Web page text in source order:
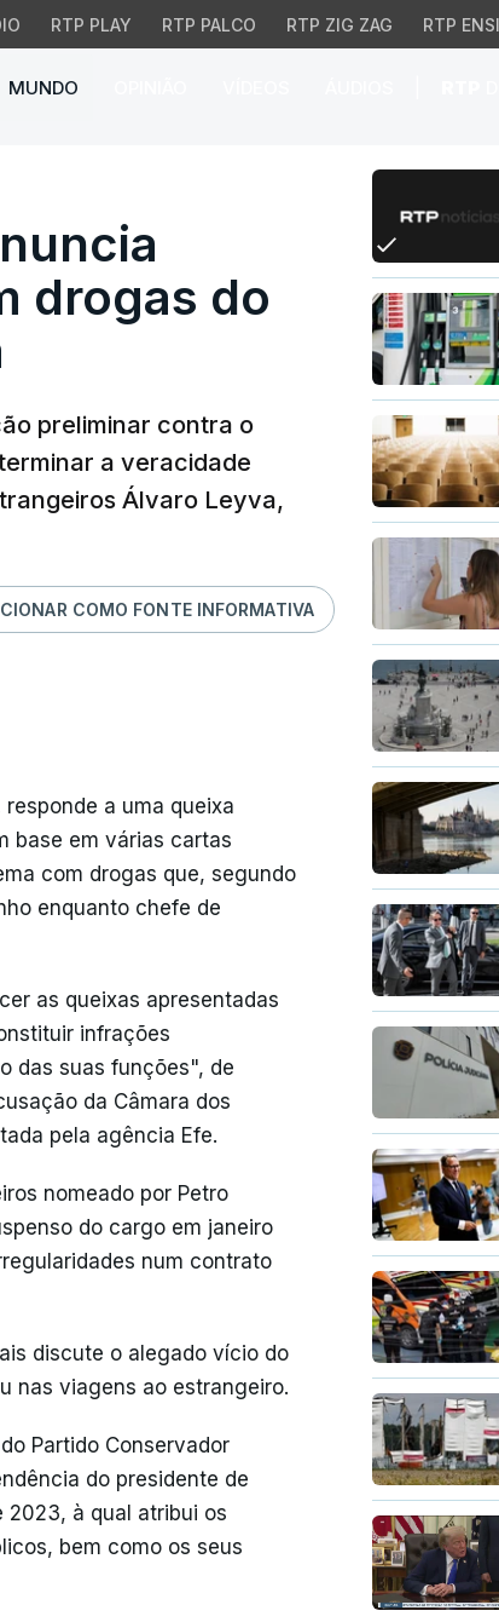
RTP PLAY RTP PALCO RTP ZIG ZAG RTP
MUNDO
sobre alegado
drogas do
preliminar contra o
a veracidade
Álvaro Leyva,
COMO FONTE INFORMATIVA
a uma queixa
base em várias cartas
com drogas que, segundo
enquanto chefe de
as queixas apresentadas
infrações
das suas funções", de
da Câmara dos
pela agência Efe.
nomeado por Petro
do cargo em janeiro
num contrato
discute o alegado vício do
nas viagens ao estrangeiro.
Partido Conservador
do presidente de
2023, à qual atribui os
bem como os seus